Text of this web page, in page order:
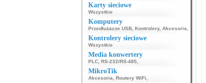
Karty sieciowe
Wszystkie
Komputery
Przedłużacze USB, Kontrolery, Akcesoria
Kontrolery sieciowe
Wszystkie
Media konwertery
PLC, RS-232/RS-485,
MikroTik
Akcesoria Routery WiFi